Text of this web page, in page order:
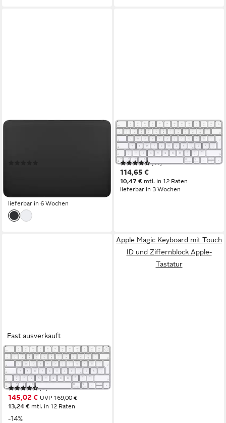
lieferbar in 6 Wochen
APPLE
Magic Keyboard Apple-
Tastatur
(11)
114,65 €
10,47 € mtl. in 12 Raten
lieferbar in 3 Wochen
Fast ausverkauft
APPLE
Magic Keyboard mit Touch ID
Apple-Tastatur
(5)
145,02 € UVP 169,00 €
13,24 € mtl. in 12 Raten
-14%
Apple Magic Keyboard mit Touch
ID und Ziffernblock Apple-
Tastatur